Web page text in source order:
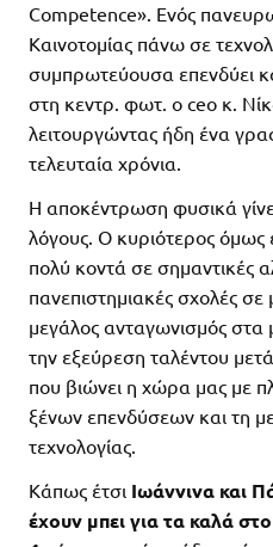
Competence». Ενός
Καινοτομίας πάνω σε
συμπρωτεύουσα επενδύει
στη κεντρ. φωτ. ο ceo κ.
λειτουργώντας ήδη ένα
τελευταία χρόνια.
Η αποκέντρωση φυσικά
λόγους. Ο κυριότερος όμως
πολύ κοντά σε σημαντικές
πανεπιστημιακές σχολές σε
μεγάλος ανταγωνισμός στα
την εξεύρεση ταλέντου
που βιώνει η χώρα μας με
ξένων επενδύσεων και τη
τεχνολογίας.
Κάπως έτσι Ιωάννινα και
έχουν μπει για τα καλά